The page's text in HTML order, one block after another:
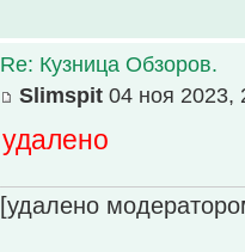
Re: Кузница Обзоров.
Slimspit 04 ноя 2023,
удалено
[удалено